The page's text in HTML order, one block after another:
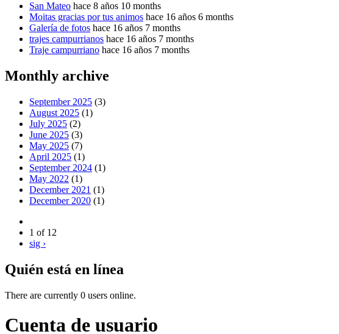
San Mateo hace 8 años 10 months
Moitas gracias por tus animos hace 16 años 6 months
Galería de fotos hace 16 años 7 months
trajes campurrianos hace 16 años 7 months
Traje campurriano hace 16 años 7 months
Monthly archive
September 2025 (3)
August 2025 (1)
July 2025 (2)
June 2025 (3)
May 2025 (7)
April 2025 (1)
September 2024 (1)
May 2022 (1)
December 2021 (1)
December 2020 (1)
1 of 12
sig ›
Quién está en línea
There are currently 0 users online.
Cuenta de usuario